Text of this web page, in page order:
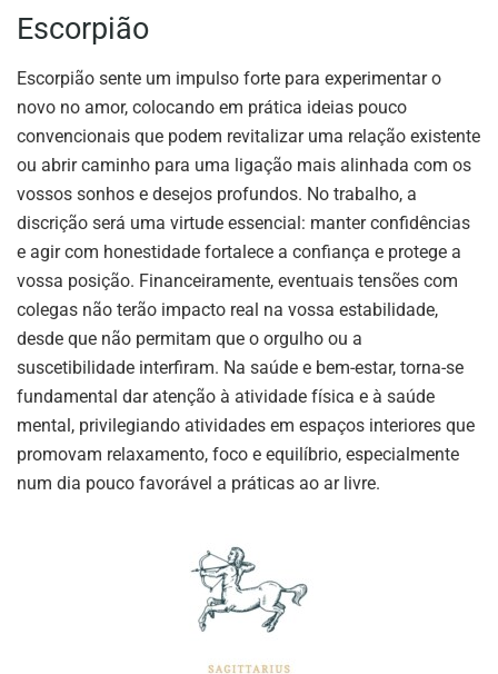
Escorpião
Escorpião sente um impulso forte para experimentar o
novo no amor, colocando em prática ideias pouco
convencionais que podem revitalizar uma relação existente
ou abrir caminho para uma ligação mais alinhada com os
vossos sonhos e desejos profundos. No trabalho, a
discrição será uma virtude essencial: manter confidências
e agir com honestidade fortalece a confiança e protege a
vossa posição. Financeiramente, eventuais tensões com
colegas não terão impacto real na vossa estabilidade,
desde que não permitam que o orgulho ou a
suscetibilidade interfiram. Na saúde e bem-estar, torna-se
fundamental dar atenção à atividade física e à saúde
mental, privilegiando atividades em espaços interiores que
promovam relaxamento, foco e equilíbrio, especialmente
num dia pouco favorável a práticas ao ar livre.